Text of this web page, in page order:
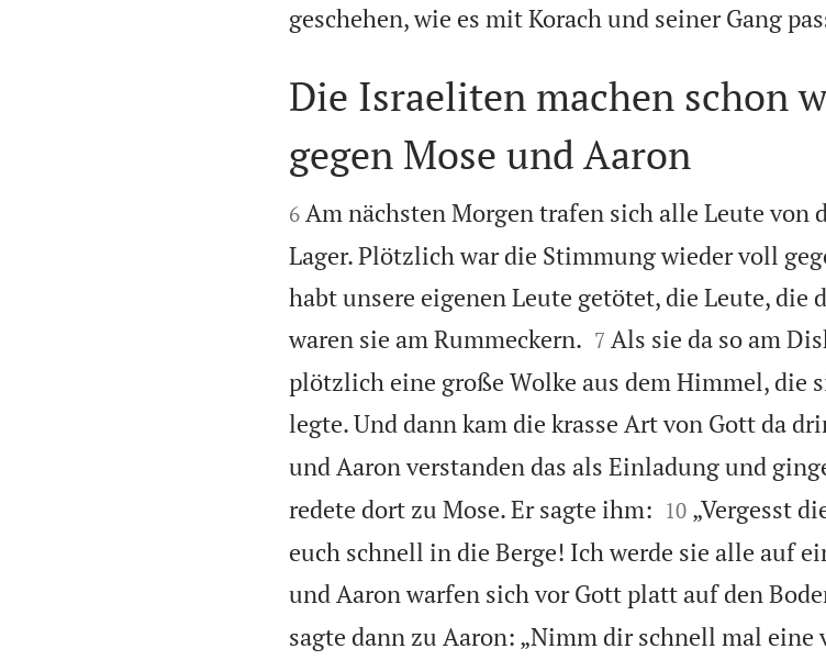
geschehen, wie es mit Korach und seiner Gang

Die Israeliten machen schon
gegen Mose und Aaron

6 Am nächsten Morgen trafen sich alle Leute von
Lager. Plötzlich war die Stimmung wieder voll
habt unsere eigenen Leute getötet, die Leute, die
waren sie am Rummeckern.
7 Als sie da so am
plötzlich eine große Wolke aus dem Himmel, die
legte. Und dann kam die krasse Art von Gott da
und Aaron verstanden das als Einladung und
redete dort zu Mose. Er sagte ihm:
10 „Vergesst
euch schnell in die Berge! Ich werde sie alle auf
und Aaron warfen sich vor Gott platt auf den
sagte dann zu Aaron: „Nimm dir schnell mal eine